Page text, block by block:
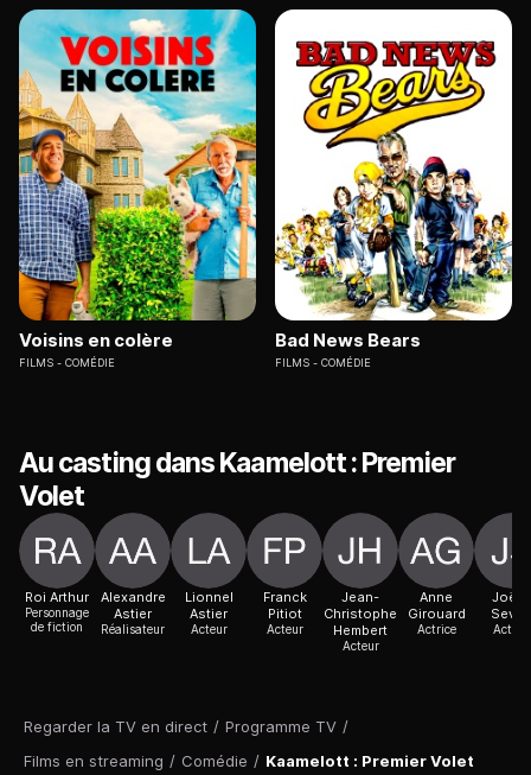
Regarder la TV en direct / Programme TV /
Films en streaming / Comédie / Kaamelott : Premier Volet
Voisins en colère
FILMS COMÉDIE
Bad News Bears
FILMS COMÉDIE
Au casting dans Kaamelott : Premier
Volet
Roi Arthur
Personnage
de fiction
Alexandre
Astier
Réalisateur
Lionnel
Astier
Acteur
Franck
Pitiot
Acteur
Jean-
Christophe
Hembert
Acteur
Anne
Girouard
Actrice
Joëlle
Actrice